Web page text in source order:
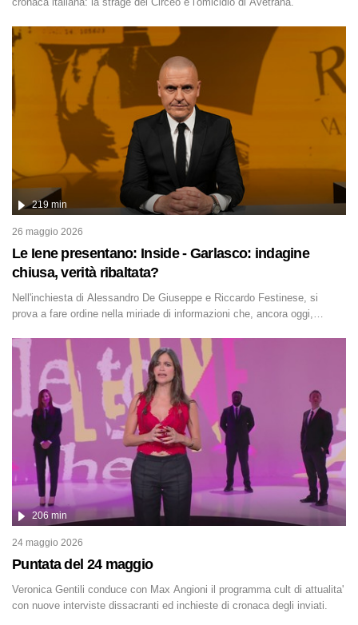
Le Iene presentano: Inside - Garlasco: indagine
chiusa, verità ribaltata?
219 min
26 maggio 2026
Nell'inchiesta di Alessandro De Giuseppe e Riccardo Festinese, si
prova a fare ordine nella miriade di informazioni che, ancora oggi,
discusse degli ultimi anni. Lo speciale ricostruisce la vicenda mettendo
in fila testimonianze, errori, dettagli controversi e i protagonisti di
un'indagine che sembra non avere fine.
Puntata del 24 maggio
206 min
24 maggio 2026
Veronica Gentili conduce con Max Angioni il programma cult di attualita'
con nuove interviste dissacranti ed inchieste di cronaca degli inviati.